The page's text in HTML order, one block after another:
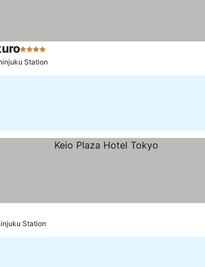
4 Počet hvězdiček
Station
Station